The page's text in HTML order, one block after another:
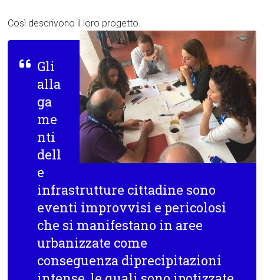
Così descrivono il loro progetto.
Gli
alla
ga
me
nti
dell
e
infrastrutture cittadine sono
eventi improvvisi e pericolosi
che si manifestano in aree
urbanizzate come
conseguenza diprecipitazioni